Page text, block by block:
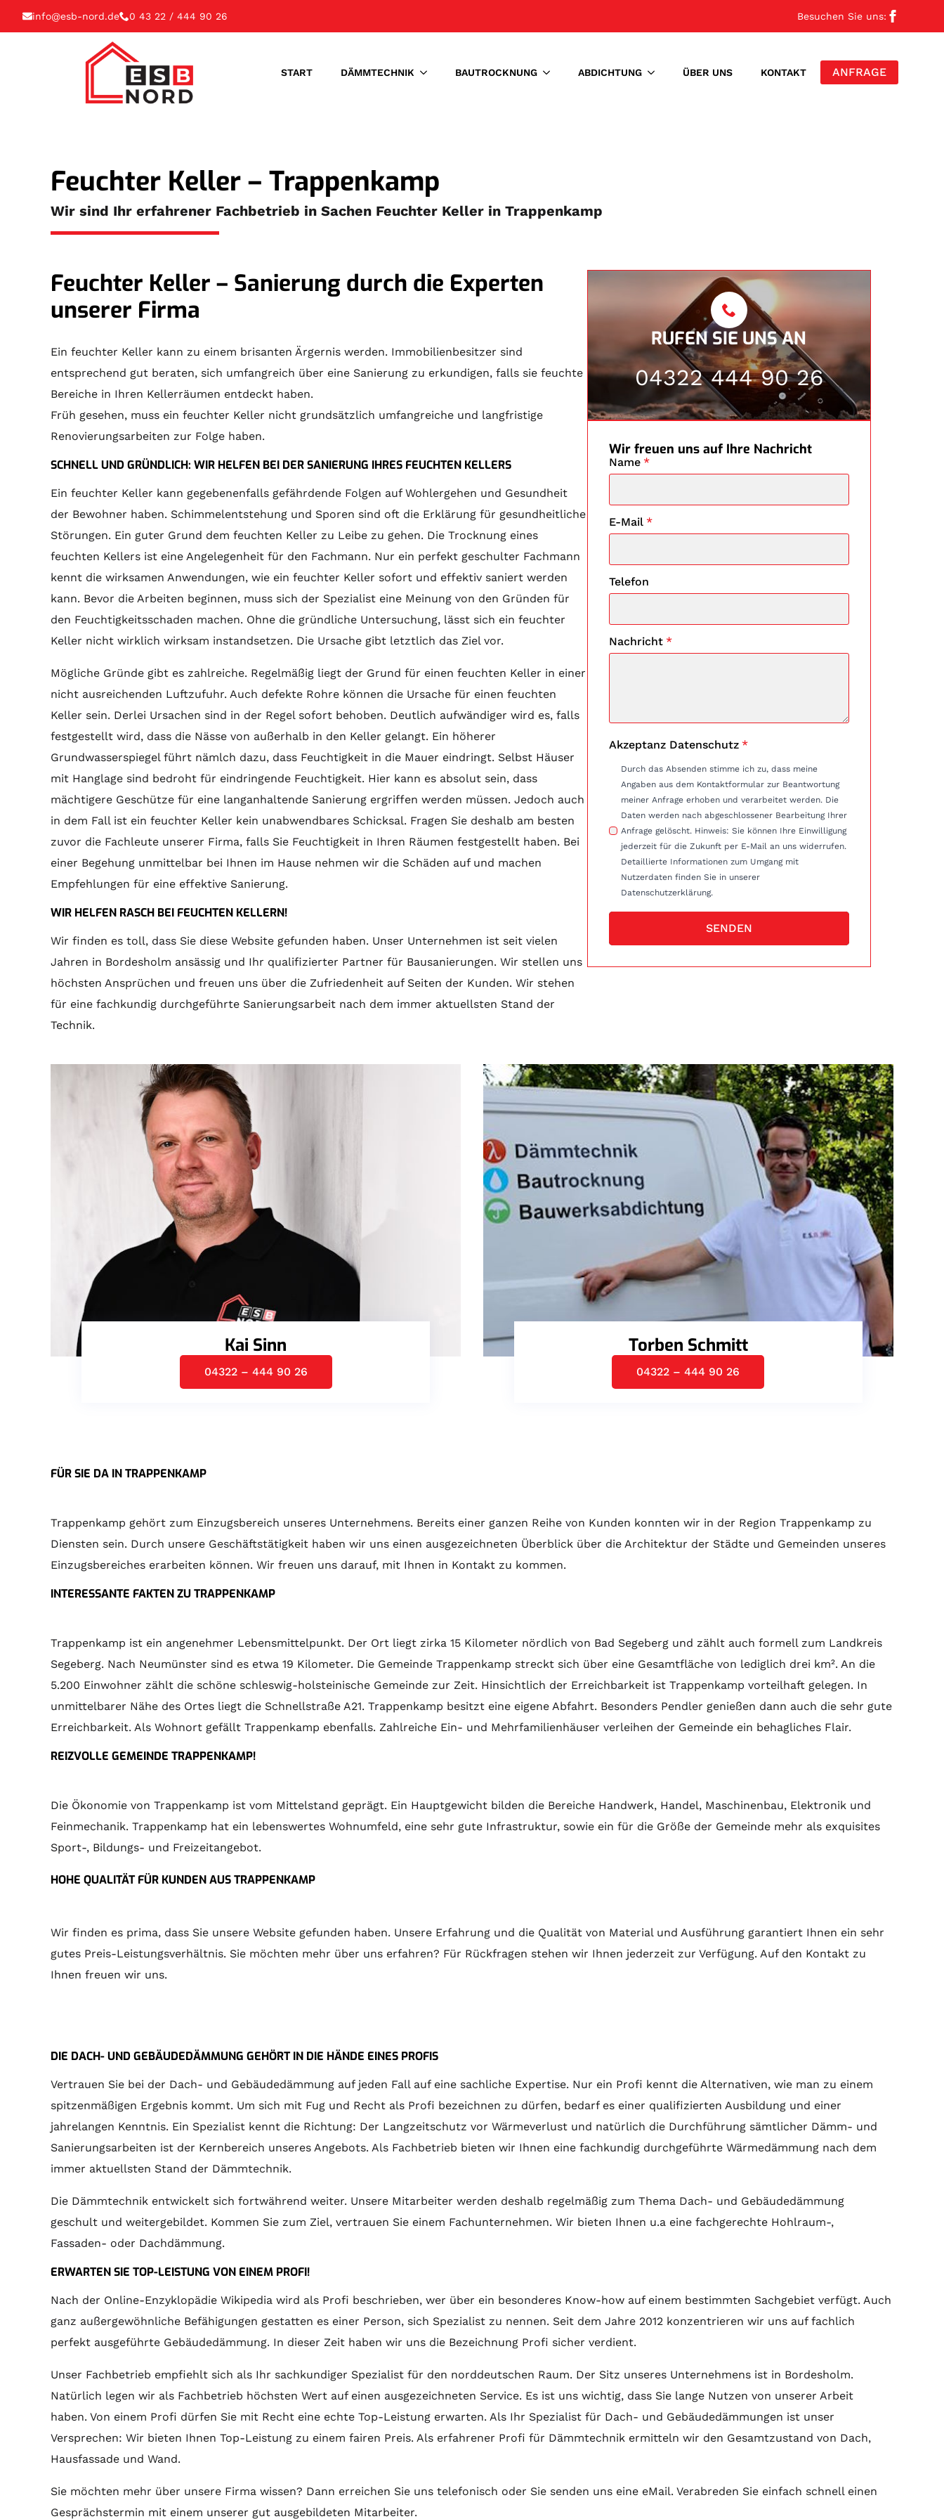
info@esb-nord.de 0 43 22 / 444 90 26 Besuchen Sie uns:
START DÄMMTECHNIK BAUTROCKNUNG ABDICHTUNG ÜBER UNS KONTAKT ANFRAGE
Feuchter Keller – Trappenkamp
Wir sind Ihr erfahrener Fachbetrieb in Sachen Feuchter Keller in Trappenkamp
Feuchter Keller – Sanierung durch die Experten
unserer Firma
Ein feuchter Keller kann zu einem brisanten Ärgernis werden. Immobilienbesitzer sind
entsprechend gut beraten, sich umfangreich über eine Sanierung zu erkundigen, falls sie feuchte
Bereiche in Ihren Kellerräumen entdeckt haben.
Früh gesehen, muss ein feuchter Keller nicht grundsätzlich umfangreiche und langfristige
Renovierungsarbeiten zur Folge haben.
SCHNELL UND GRÜNDLICH: WIR HELFEN BEI DER SANIERUNG IHRES FEUCHTEN KELLERS
Ein feuchter Keller kann gegebenenfalls gefährdende Folgen auf Wohlergehen und Gesundheit
der Bewohner haben. Schimmelentstehung und Sporen sind oft die Erklärung für gesundheitliche
Störungen. Ein guter Grund dem feuchten Keller zu Leibe zu gehen. Die Trocknung eines
feuchten Kellers ist eine Angelegenheit für den Fachmann. Nur ein perfekt geschulter Fachmann
kennt die wirksamen Anwendungen, wie ein feuchter Keller sofort und effektiv saniert werden
kann. Bevor die Arbeiten beginnen, muss sich der Spezialist eine Meinung von den Gründen für
den Feuchtigkeitsschaden machen. Ohne die gründliche Untersuchung, lässt sich ein feuchter
Keller nicht wirklich wirksam instandsetzen. Die Ursache gibt letztlich das Ziel vor.
Mögliche Gründe gibt es zahlreiche. Regelmäßig liegt der Grund für einen feuchten Keller in einer
nicht ausreichenden Luftzufuhr. Auch defekte Rohre können die Ursache für einen feuchten
Keller sein. Derlei Ursachen sind in der Regel sofort behoben. Deutlich aufwändiger wird es, falls
festgestellt wird, dass die Nässe von außerhalb in den Keller gelangt. Ein höherer
Grundwasserspiegel führt nämlch dazu, dass Feuchtigkeit in die Mauer eindringt. Selbst Häuser
mit Hanglage sind bedroht für eindringende Feuchtigkeit. Hier kann es absolut sein, dass
mächtigere Geschütze für eine langanhaltende Sanierung ergriffen werden müssen. Jedoch auch
in dem Fall ist ein feuchter Keller kein unabwendbares Schicksal. Fragen Sie deshalb am besten
zuvor die Fachleute unserer Firma, falls Sie Feuchtigkeit in Ihren Räumen festgestellt haben. Bei
einer Begehung unmittelbar bei Ihnen im Hause nehmen wir die Schäden auf und machen
Empfehlungen für eine effektive Sanierung.
WIR HELFEN RASCH BEI FEUCHTEN KELLERN!
Wir finden es toll, dass Sie diese Website gefunden haben. Unser Unternehmen ist seit vielen
Jahren in Bordesholm ansässig und Ihr qualifizierter Partner für Bausanierungen. Wir stellen uns
höchsten Ansprüchen und freuen uns über die Zufriedenheit auf Seiten der Kunden. Wir stehen
für eine fachkundig durchgeführte Sanierungsarbeit nach dem immer aktuellsten Stand der
Technik.
RUFEN SIE UNS AN
04322 444 90 26
Wir freuen uns auf Ihre Nachricht
Name *
E-Mail *
Telefon
Nachricht *
Akzeptanz Datenschutz *
Durch das Absenden stimme ich zu, dass meine
Angaben aus dem Kontaktformular zur Beantwortung
meiner Anfrage erhoben und verarbeitet werden. Die
Daten werden nach abgeschlossener Bearbeitung Ihrer
Anfrage gelöscht. Hinweis: Sie können Ihre Einwilligung
jederzeit für die Zukunft per E-Mail an uns widerrufen.
Detaillierte Informationen zum Umgang mit
Nutzerdaten finden Sie in unserer
Datenschutzerklärung.
SENDEN
Kai Sinn
04322 – 444 90 26
Torben Schmitt
04322 – 444 90 26
FÜR SIE DA IN TRAPPENKAMP
Trappenkamp gehört zum Einzugsbereich unseres Unternehmens. Bereits einer ganzen Reihe von Kunden konnten wir in der Region Trappenkamp zu
Diensten sein. Durch unsere Geschäftstätigkeit haben wir uns einen ausgezeichneten Überblick über die Architektur der Städte und Gemeinden unseres
Einzugsbereiches erarbeiten können. Wir freuen uns darauf, mit Ihnen in Kontakt zu kommen.
INTERESSANTE FAKTEN ZU TRAPPENKAMP
Trappenkamp ist ein angenehmer Lebensmittelpunkt. Der Ort liegt zirka 15 Kilometer nördlich von Bad Segeberg und zählt auch formell zum Landkreis
Segeberg. Nach Neumünster sind es etwa 19 Kilometer. Die Gemeinde Trappenkamp streckt sich über eine Gesamtfläche von lediglich drei km². An die
5.200 Einwohner zählt die schöne schleswig-holsteinische Gemeinde zur Zeit. Hinsichtlich der Erreichbarkeit ist Trappenkamp vorteilhaft gelegen. In
unmittelbarer Nähe des Ortes liegt die Schnellstraße A21. Trappenkamp besitzt eine eigene Abfahrt. Besonders Pendler genießen dann auch die sehr gute
Erreichbarkeit. Als Wohnort gefällt Trappenkamp ebenfalls. Zahlreiche Ein- und Mehrfamilienhäuser verleihen der Gemeinde ein behagliches Flair.
REIZVOLLE GEMEINDE TRAPPENKAMP!
Die Ökonomie von Trappenkamp ist vom Mittelstand geprägt. Ein Hauptgewicht bilden die Bereiche Handwerk, Handel, Maschinenbau, Elektronik und
Feinmechanik. Trappenkamp hat ein lebenswertes Wohnumfeld, eine sehr gute Infrastruktur, sowie ein für die Größe der Gemeinde mehr als exquisites
Sport-, Bildungs- und Freizeitangebot.
HOHE QUALITÄT FÜR KUNDEN AUS TRAPPENKAMP
Wir finden es prima, dass Sie unsere Website gefunden haben. Unsere Erfahrung und die Qualität von Material und Ausführung garantiert Ihnen ein sehr
gutes Preis-Leistungsverhältnis. Sie möchten mehr über uns erfahren? Für Rückfragen stehen wir Ihnen jederzeit zur Verfügung. Auf den Kontakt zu
Ihnen freuen wir uns.
DIE DACH- UND GEBÄUDEDÄMMUNG GEHÖRT IN DIE HÄNDE EINES PROFIS
Vertrauen Sie bei der Dach- und Gebäudedämmung auf jeden Fall auf eine sachliche Expertise. Nur ein Profi kennt die Alternativen, wie man zu einem
spitzenmäßigen Ergebnis kommt. Um sich mit Fug und Recht als Profi bezeichnen zu dürfen, bedarf es einer qualifizierten Ausbildung und einer
jahrelangen Kenntnis. Ein Spezialist kennt die Richtung: Der Langzeitschutz vor Wärmeverlust und natürlich die Durchführung sämtlicher Dämm- und
Sanierungsarbeiten ist der Kernbereich unseres Angebots. Als Fachbetrieb bieten wir Ihnen eine fachkundig durchgeführte Wärmedämmung nach dem
immer aktuellsten Stand der Dämmtechnik.
Die Dämmtechnik entwickelt sich fortwährend weiter. Unsere Mitarbeiter werden deshalb regelmäßig zum Thema Dach- und Gebäudedämmung
geschult und weitergebildet. Kommen Sie zum Ziel, vertrauen Sie einem Fachunternehmen. Wir bieten Ihnen u.a eine fachgerechte Hohlraum-,
Fassaden- oder Dachdämmung.
ERWARTEN SIE TOP-LEISTUNG VON EINEM PROFI!
Nach der Online-Enzyklopädie Wikipedia wird als Profi beschrieben, wer über ein besonderes Know-how auf einem bestimmten Sachgebiet verfügt. Auch
ganz außergewöhnliche Befähigungen gestatten es einer Person, sich Spezialist zu nennen. Seit dem Jahre 2012 konzentrieren wir uns auf fachlich
perfekt ausgeführte Gebäudedämmung. In dieser Zeit haben wir uns die Bezeichnung Profi sicher verdient.
Unser Fachbetrieb empfiehlt sich als Ihr sachkundiger Spezialist für den norddeutschen Raum. Der Sitz unseres Unternehmens ist in Bordesholm.
Natürlich legen wir als Fachbetrieb höchsten Wert auf einen ausgezeichneten Service. Es ist uns wichtig, dass Sie lange Nutzen von unserer Arbeit
haben. Von einem Profi dürfen Sie mit Recht eine echte Top-Leistung erwarten. Als Ihr Spezialist für Dach- und Gebäudedämmungen ist unser
Versprechen: Wir bieten Ihnen Top-Leistung zu einem fairen Preis. Als erfahrener Profi für Dämmtechnik ermitteln wir den Gesamtzustand von Dach,
Hausfassade und Wand.
Sie möchten mehr über unsere Firma wissen? Dann erreichen Sie uns telefonisch oder Sie senden uns eine eMail. Verabreden Sie einfach schnell einen
Gesprächstermin mit einem unserer gut ausgebildeten Mitarbeiter.